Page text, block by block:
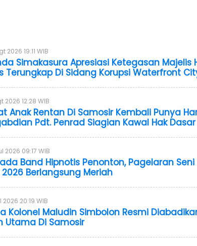
2026 19:11 WIB
Simakasura Apresiasi Ketegasan Majelis
Terungkap Di Sidang Korupsi Waterfront
2026 12:28 WIB
Anak Rentan Di Samosir Kembali Punya
Pdt. Penrad Siagian Kawal Hak
2026 09:17 WIB
Band Hipnotis Penonton, Pagelaran
2026 Berlangsung Meriah
2026 20:19 WIB
Kolonel Maludin Simbolon Resmi
Utama Di Samosir